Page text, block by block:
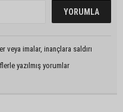
imalar, inançlara saldırı
yazılmış yorumlar